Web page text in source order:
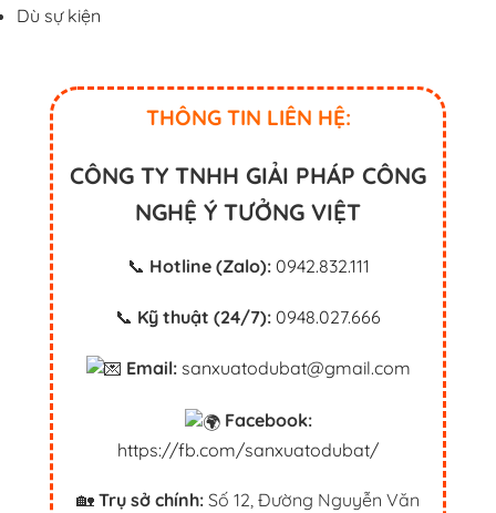
Dù sự kiện
THÔNG TIN LIÊN HỆ:
CÔNG TY TNHH GIẢI PHÁP CÔNG
NGHỆ Ý TƯỞNG VIỆT
📞 Hotline (Zalo): 0942.832.111
📞 Kỹ thuật (24/7): 0948.027.666
Email: sanxuatodubat@gmail.com
Facebook:
https://fb.com/sanxuatodubat/
🏡 Trụ sở chính: Số 12, Đường Nguyễn Văn